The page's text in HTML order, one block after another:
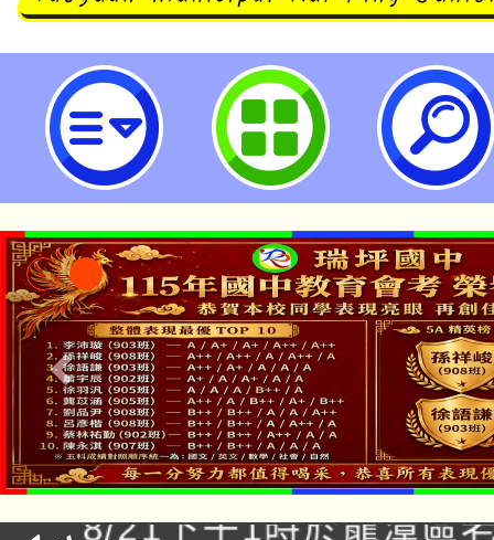
「教育部114年E-game網路競賽
國民中學
「本色祭」8/29、30在
場熱烈登場!
8/21下午1時於龍潭區